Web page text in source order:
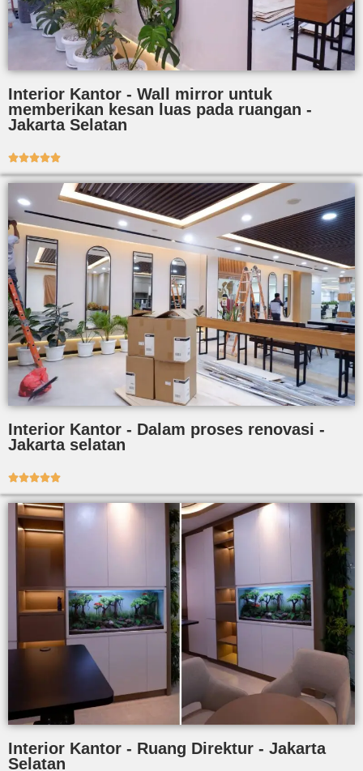
Interior Kantor - Wall mirror untuk
memberikan kesan luas pada ruangan -
Jakarta Selatan

Interior Kantor - Dalam proses renovasi -
Jakarta selatan

Interior Kantor - Ruang Direktur - Jakarta
Selatan